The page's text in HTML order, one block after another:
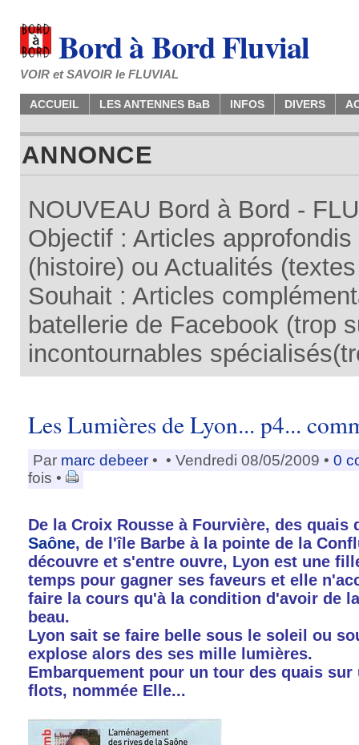
Bord à Bord Fluvial
VOIR et SAVOIR le FLUVIAL
ACCUEIL LES ANTENNES BaB INFOS DIVERS
ANNONCE
NOUVEAU Bord à Bord -
Objectif : Articles
(histoire) ou Actualités
Souhait : Articles
batellerie de Facebook (trop
incontournables
Les Lumières de Lyon... p4...
Par marc debeer • • Vendredi 08/05/2009 • 0
fois •
De la Croix Rousse à Fourvière, des quais
Saône, de l'île Barbe à la pointe de la
découvre et s'entre ouvre, Lyon est une
temps pour gagner ses faveurs et elle
faire la cours qu'à la condition d'avoir de
beau.
Lyon sait se faire belle sous le soleil ou
explose alors des ses mille lumières.
Embarquement pour un tour des quais
flots, nommée Elle...